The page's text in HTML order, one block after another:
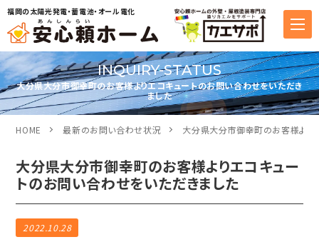
福岡の太陽光発電・蓄電池・オール電化
INQUIRY-STATUS
大分県大分市御幸町のお客様よりエコキュートのお問い合わせをいただき
ました
HOME 最新のお問い合わせ状況 大分県大分市御幸町のお客様より
大分県大分市御幸町のお客様よりエコキュー
トのお問い合わせをいただきました
2022.10.28